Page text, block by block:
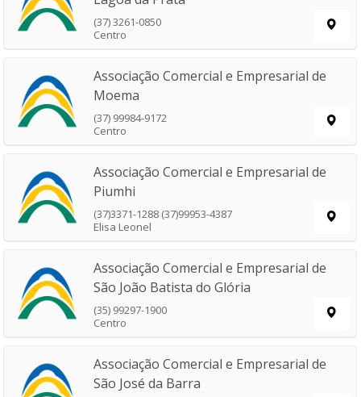
(37) 3261-0850
Centro
Associação Comercial e Empresarial de
Moema
(37) 99984-9172
Centro
Associação Comercial e Empresarial de
Piumhi
(37)3371-1288 (37)99953-4387
Elisa Leonel
Associação Comercial e Empresarial de
São João Batista do Glória
(35) 99297-1900
Centro
Associação Comercial e Empresarial de
São José da Barra